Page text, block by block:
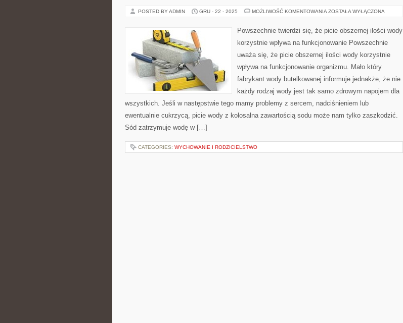
POSTED BY ADMIN GRU - 22 - 2025 MOŻLIWOŚĆ KOMENTOWANIA WYBIERAJĄC
TYLKO
KIERUJEMY
TYM
REALIZUJE
WSZELKIE
ZOSTAŁA WYŁĄCZONA
Powszechnie twierdzi się, że picie obszernej ilości wody
korzystnie wpływa na funkcjonowanie Powszechnie
uważa się, że picie obszernej ilości wody korzystnie
wpływa na funkcjonowanie organizmu. Mało który
fabrykant wody butelkowanej informuje jednakże, że nie
każdy rodzaj wody jest tak samo zdrowym napojem dla
wszystkich. Jeśli w następstwie tego mamy problemy z sercem, nadciśnieniem lub
ewentualnie cukrzycą, picie wody z kolosalna zawartością sodu może nam tylko zaszkodzić.
Sód zatrzymuje wodę w […]
CATEGORIES: WYCHOWANIE I RODZICIELSTWO